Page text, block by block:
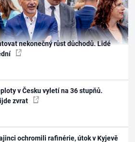
nekonečný růst důchodů. Lidé
v Česku vyletí na 36 stupňů.
zvrat
ochromili rafinérie, útok v Kyjevě